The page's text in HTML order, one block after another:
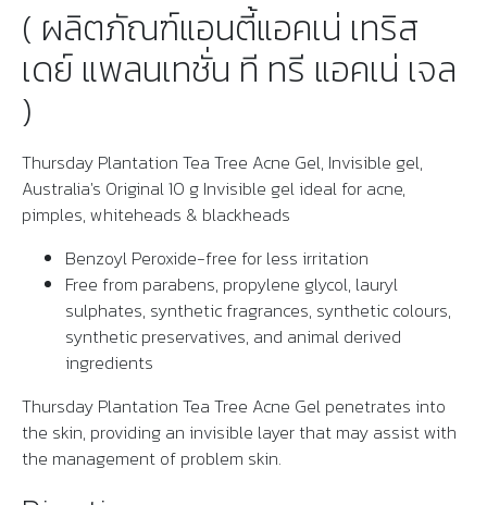
( ผลิตภัณฑ์​แอนตี้แอคเน่ เทริส
เดย์ แพลนเทชั่น ที ทรี แอคเน่ เจล
)
Thursday Plantation Tea Tree Acne Gel, Invisible gel,
Australia's Original 10 g Invisible gel ideal for acne,
pimples, whiteheads & blackheads
Benzoyl Peroxide-free for less irritation
Free from parabens, propylene glycol, lauryl
sulphates, synthetic fragrances, synthetic colours,
synthetic preservatives, and animal derived
ingredients
Thursday Plantation Tea Tree Acne Gel penetrates into
the skin, providing an invisible layer that may assist with
the management of problem skin.